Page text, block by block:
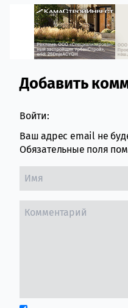
Comment
Добавить
Войти:
Ваш адрес email не
Обязательные поля